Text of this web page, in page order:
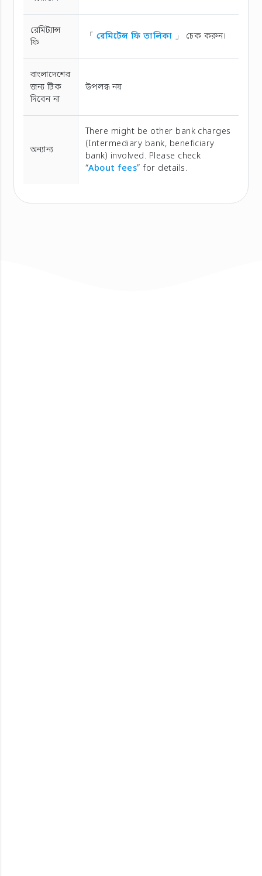
রেমিট্যান্স
ফি
「 রেমিটেন্স ফি তালিকা 」 চেক করুন।
বাংলাদেশের
জন্য টিক
দিবেন না
উপলব্ধ নয়
অন্যান্য
There might be other bank charges
(Intermediary bank, beneficiary
bank) involved. Please check
“About fees” for details.